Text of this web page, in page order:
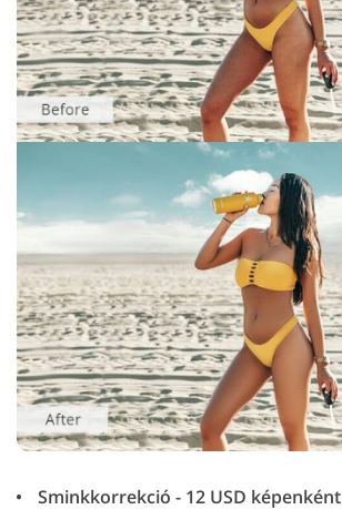
Sminkkorrekció - 12 USD képenként